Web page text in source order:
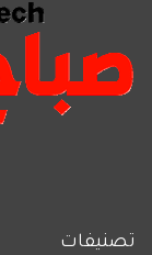
تصنيفات